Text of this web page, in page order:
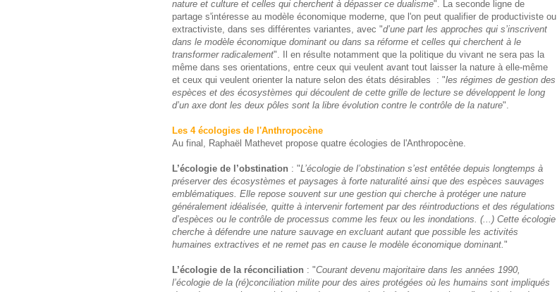
nature et culture et celles qui cherchent à dépasser ce dualisme". La seconde ligne de
partage s'intéresse au modèle économique moderne, que l'on peut qualifier de productiviste ou
extractiviste, dans ses différentes variantes, avec "d’une part les approches qui s’inscrivent
dans le modèle économique dominant ou dans sa réforme et celles qui cherchent à le
transformer radicalement". Il en résulte notamment que la politique du vivant ne sera pas la
même dans ses orientations, entre ceux qui veulent avant tout laisser la nature à elle-même
et ceux qui veulent orienter la nature selon des états désirables : "les régimes de gestion des
espèces et des écosystèmes qui découlent de cette grille de lecture se développent le long
d’un axe dont les deux pôles sont la libre évolution contre le contrôle de la nature".
Les 4 écologies de l'Anthropocène
Au final, Raphaël Mathevet propose quatre écologies de l'Anthropocène.
L’écologie de l’obstination : "L’écologie de l’obstination s’est entêtée depuis longtemps à
préserver des écosystèmes et paysages à forte naturalité ainsi que des espèces sauvages
emblématiques. Elle repose souvent sur une gestion qui cherche à protéger une nature
généralement idéalisée, quitte à intervenir fortement par des réintroductions et des régulations
d’espèces ou le contrôle de processus comme les feux ou les inondations. (...) Cette écologie
cherche à défendre une nature sauvage en excluant autant que possible les activités
humaines extractives et ne remet pas en cause le modèle économique dominant. "
L’écologie de la réconciliation : "Courant devenu majoritaire dans les années 1990,
l’écologie de la (ré)conciliation milite pour des aires protégées où les humains sont impliqués